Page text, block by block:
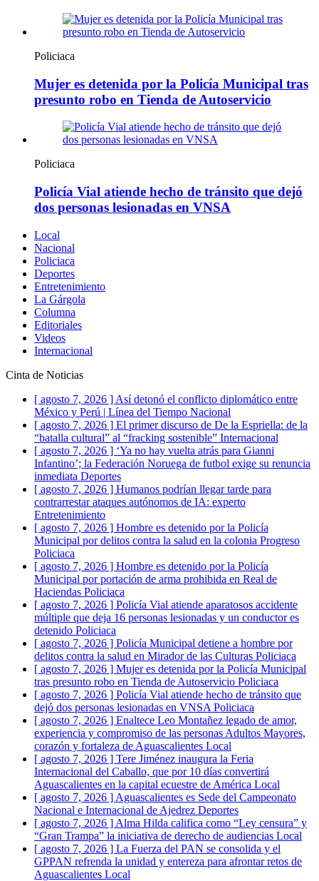
Policiaca
Mujer es detenida por la Policía Municipal tras
presunto robo en Tienda de Autoservicio
Policiaca
Policía Vial atiende hecho de tránsito que dejó
dos personas lesionadas en VNSA
Local
Nacional
Policiaca
Deportes
Entretenimiento
La Gárgola
Columna
Editoriales
Videos
Internacional
Cinta de Noticias
[ agosto 7, 2026 ] Así detonó el conflicto diplomático entre
México y Perú | Línea del Tiempo Nacional
[ agosto 7, 2026 ] El primer discurso de De la Espriella: de la
“batalla cultural” al “fracking sostenible” Internacional
[ agosto 7, 2026 ] ‘Ya no hay vuelta atrás para Gianni
Infantino’; la Federación Noruega de futbol exige su renuncia
inmediata Deportes
[ agosto 7, 2026 ] Humanos podrían llegar tarde para
contrarrestar ataques autónomos de IA: experto
Entretenimiento
[ agosto 7, 2026 ] Hombre es detenido por la Policía
Municipal por delitos contra la salud en la colonia Progreso
Policiaca
[ agosto 7, 2026 ] Hombre es detenido por la Policía
Municipal por portación de arma prohibida en Real de
Haciendas Policiaca
[ agosto 7, 2026 ] Policía Vial atiende aparatosos accidente
múltiple que deja 16 personas lesionadas y un conductor es
detenido Policiaca
[ agosto 7, 2026 ] Policía Municipal detiene a hombre por
delitos contra la salud en Mirador de las Culturas Policiaca
[ agosto 7, 2026 ] Mujer es detenida por la Policía Municipal
tras presunto robo en Tienda de Autoservicio Policiaca
[ agosto 7, 2026 ] Policía Vial atiende hecho de tránsito que
dejó dos personas lesionadas en VNSA Policiaca
[ agosto 7, 2026 ] Enaltece Leo Montañez legado de amor,
experiencia y compromiso de las personas Adultos Mayores,
corazón y fortaleza de Aguascalientes Local
[ agosto 7, 2026 ] Tere Jiménez inaugura la Feria
Internacional del Caballo, que por 10 días convertirá
Aguascalientes en la capital ecuestre de América Local
[ agosto 7, 2026 ] Aguascalientes es Sede del Campeonato
Nacional e Internacional de Ajedrez Deportes
[ agosto 7, 2026 ] Alma Hilda califica como “Ley censura” y
“Gran Trampa” la iniciativa de derecho de audiencias Local
[ agosto 7, 2026 ] La Fuerza del PAN se consolida y el
GPPAN refrenda la unidad y entereza para afrontar retos de
Aguascalientes Local